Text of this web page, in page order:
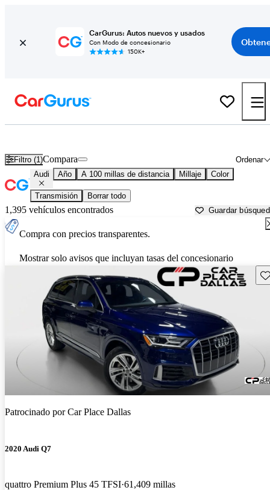
CarGurus: Autos nuevos y usados
Con Modo de concesionario
150K+
Filtro (1) Ordenar
Compara
Audi Año A 100 millas de distancia Millaje Color
Transmisión Borrar todo
1,395 vehículos encontrados Guardar
Compra con precios transparentes.
Mostrar solo avisos que incluyan tasas del concesionario
Patrocinado porCar Place Dallas
2020 Audi Q7
quattro Premium Plus 45 TFSI 61,409 millas